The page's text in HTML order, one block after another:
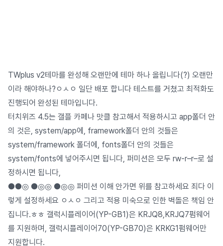
TWplus v2테마를 완성해 오랜만에 테마 하나 올립니다(?) 오랜만
이라 해야하나?ㅇㅅㅇ 일단 배포 합니다 테스트를 거쳤고 최적화도
진행되어 완성된 테마입니다.
터치위즈 4.5는 갤플 카페나 맛클 참고해서 적용하시고 app폴더 안
의 것은, system/app에, framework폴더 안의 것들은
system/framework 폴더에, fonts폴더 안의 것들은
system/fonts에 넣어주시면 됩니다, 퍼미션은 모두 rw-r–r–로 설
정하시면 됩니다,
●●◎ ●◎◎ ●◎◎ 퍼미션 이해 안가면 위를 참고하세요 죄다 이
렇게 설정하세요 ㅇㅅㅇ 그리고 적용 미숙으로 인한 벽돌은 책임 안
집니다.ㅎㅎ 갤럭시플레이어(YP-GB1)은 KRJQ8,KRJQ7펌웨어
를 지원하며, 갤럭시플레이어70(YP-GB70)은 KRKG1펌웨어만
지원합니다.